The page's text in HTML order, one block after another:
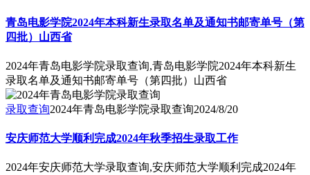
青岛电影学院2024年本科新生录取名单及通知书邮寄单号（第
四批）山西省
2024年青岛电影学院录取查询,青岛电影学院2024年本科新生
录取名单及通知书邮寄单号（第四批）山西省
录取查询2024年青岛电影学院录取查询2024/8/20
安庆师范大学顺利完成2024年秋季招生录取工作
2024年安庆师范大学录取查询,安庆师范大学顺利完成2024年